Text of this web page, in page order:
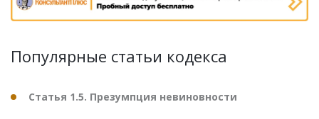
Популярные статьи кодекса
Статья 1.5. Презумпция невиновности